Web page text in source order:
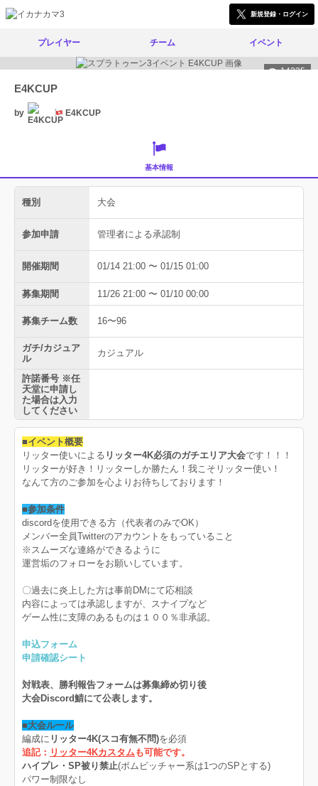
新規登録・ログイン
プレイヤー チーム イベント
14335
E4KCUP
by E4KCUP
基本情報
種別 大会
参加申請 管理者による承認制
開催期間 01/14 21:00 〜 01/15 01:00
募集期間 11/26 21:00 〜 01/10 00:00
募集チーム数 16〜96
ガチ/カジュア
ル
カジュアル
許諾番号 ※任
天堂に申請し
た場合は入力
してください
■イベント概要
リッター使いによる リッター4K必須のガチエリア大会です！！！
リッターが好き！リッターしか勝たん！我こそリッター使い！
なんて方のご参加を心よりお待ちしております！
■参加条件
discordを使用できる方（代表者のみでOK）
メンバー全員Twitterのアカウントをもっていること
※スムーズな連絡ができるように
運営垢のフォローをお願いしています。
〇過去に炎上した方は事前DMにて応相談
内容によっては承認しますが、スナイプなど
ゲーム性に支障のあるものは１００％非承認。
申込フォーム
申請確認シート
対戦表、勝利報告フォームは募集締め切り後
大会Discord鯖にて公表します。
■大会ルール
編成に リッター4K(スコ有無不問)を必須
追記： リッター4Kカスタム も可能です。
ハイプレ・SP被り禁止(ボムピッチャー系は1つのSPとする)
パワー制限なし